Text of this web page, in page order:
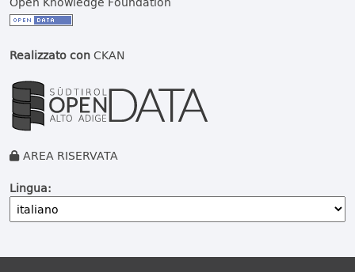
Realizzato conCKAN
AREA RISERVATA
Lingua